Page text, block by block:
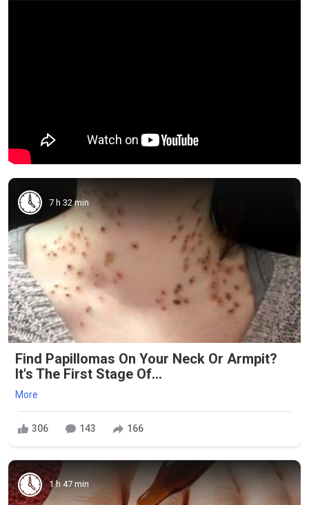
7 h 32 min
Find Papillomas On Your Neck Or Armpit?
It's The First Stage Of...
More
306 143 166
1 h 47 min